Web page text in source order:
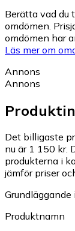
Berätta vad du
omdömen.
omdömen har
Läs mer om
Annons
Annons
Det billigaste
nu är 1 150 kr.
produkterna i
jämför priser
Produktnamn